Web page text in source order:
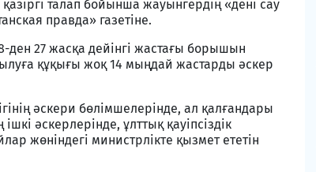
талап бойынша жауынгердің «дені сау
правда» газетіне.
ден 27 жасқа дейінгі жастағы борышын
құқығы жоқ 14 мыңдай жастарды әскер
әскери бөлімшелерінде, ал қалғандары
әскерлерінде, ұлттық қауіпсіздік
жөніндегі министрлікте қызмет ететін